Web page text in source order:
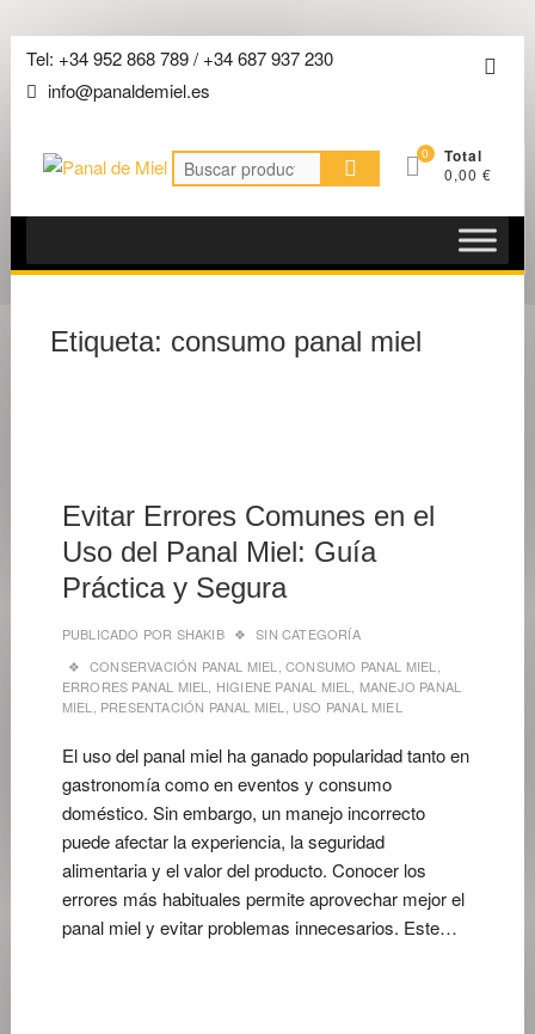
Saltar
contenido
Tel: +34 952 868 789 / +34 687 937 230
info@panaldemiel.es
barra
Buscar
por:
0 Total
0,00 €
Etiqueta: consumo panal miel
Evitar Errores Comunes en el
Uso del Panal Miel: Guía
Práctica y Segura
PUBLICADO POR SHAKIB
SIN CATEGORÍA
CONSERVACIÓN PANAL MIEL
,CONSUMO PANAL MIEL
ERRORES PANAL MIEL
HIGIENE PANAL MIEL
MANEJO PANAL
MIEL
PRESENTACIÓN PANAL MIEL USO PANAL MIEL
El uso del panal miel ha ganado popularidad tanto en
gastronomía como en eventos y consumo
doméstico. Sin embargo, un manejo incorrecto
puede afectar la experiencia, la seguridad
alimentaria y el valor del producto. Conocer los
errores más habituales permite aprovechar mejor el
panal miel y evitar problemas innecesarios. Este…